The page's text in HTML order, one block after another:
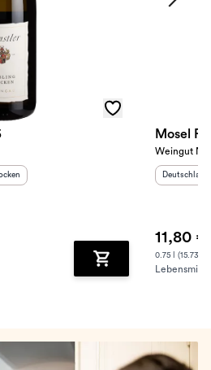
:
Zum Warenkorb
Mosel
Weingut Nik
Deutschland
11,80 €
0.75 l (15.73 €